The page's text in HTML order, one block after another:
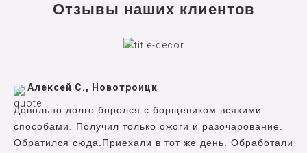
Отзывы наших клиентов
Алексей С., Новотроицк
Довольно долго боролся с борщевиком всякими
способами. Получил только ожоги и разочарование.
Обратился сюда.Приехали в тот же день. Обработали